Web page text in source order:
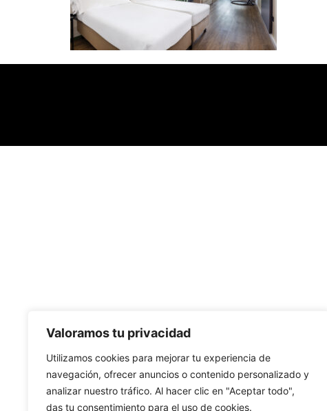
Valoramos tu privacidad
Utilizamos cookies para mejorar tu experiencia de
navegación, ofrecer anuncios o contenido personalizado y
analizar nuestro tráfico. Al hacer clic en "Aceptar todo",
das tu consentimiento para el uso de cookies.